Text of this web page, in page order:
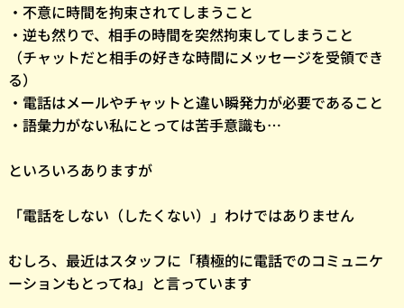
・不意に時間を拘束されてしまうこと
・逆も然りで、相手の時間を突然拘束してしまうこと
（チャットだと相手の好きな時間にメッセージを受領でき
る）
・電話はメールやチャットと違い瞬発力が必要であること
・語彙力がない私にとっては苦手意識も…
といろいろありますが
「電話をしない（したくない）」わけではありません
むしろ、最近はスタッフに「積極的に電話でのコミュニケ
ーションもとってね」と言っています